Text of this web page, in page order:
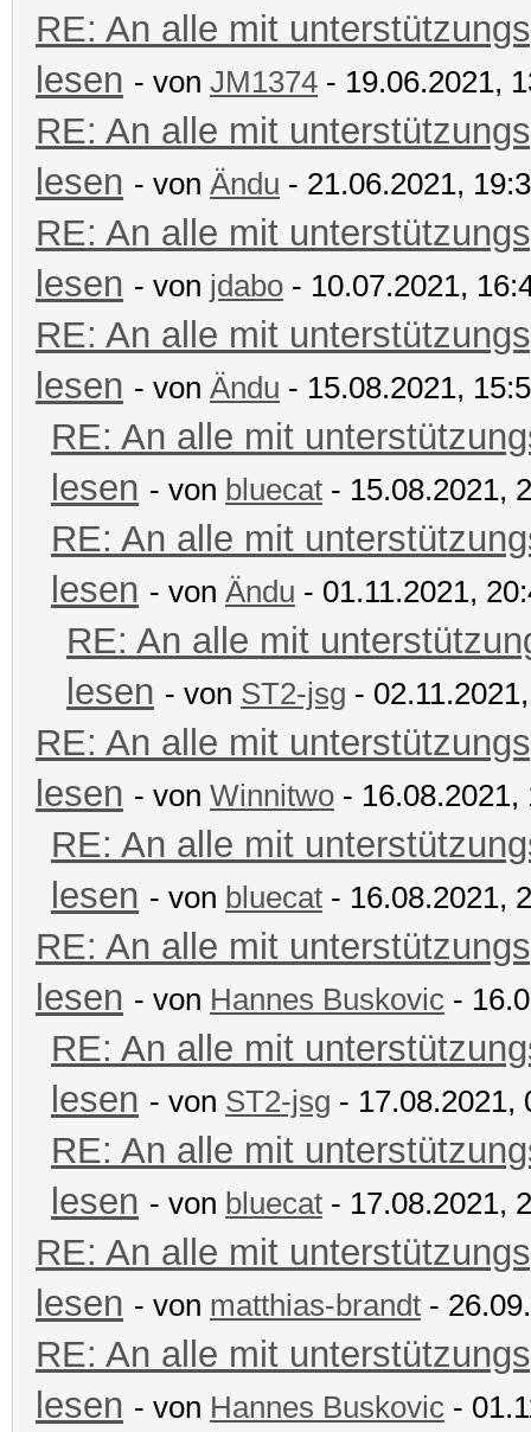
RE: An alle mit
lesen - von JM1374 - 19.06.2021,
RE: An alle mit
lesen - von Ändu - 21.06.2021,
RE: An alle mit
lesen - von jdabo - 10.07.2021,
RE: An alle mit
lesen - von Ändu - 15.08.2021,
RE: An alle mit
lesen - von bluecat - 15.08.2021,
RE: An alle mit
lesen - von Ändu - 01.11.2021,
RE: An alle mit
lesen - von ST2-jsg -
RE: An alle mit
lesen - von Winnitwo - 16.08.2021,
RE: An alle mit
lesen - von bluecat - 16.08.2021,
RE: An alle mit
lesen - von Hannes Buskovic -
RE: An alle mit
lesen - von ST2-jsg - 17.08.2021,
RE: An alle mit
lesen - von bluecat - 17.08.2021,
RE: An alle mit
lesen - von matthias-brandt -
RE: An alle mit
lesen - von Hannes Buskovic -